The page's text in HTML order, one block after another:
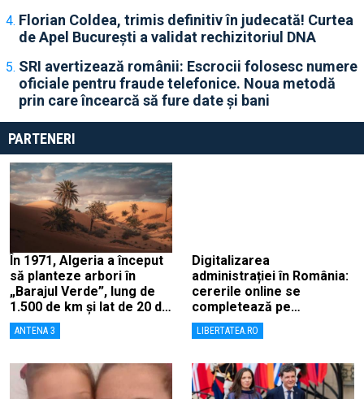
Florian Coldea, trimis definitiv în judecată! Curtea
de Apel București a validat rechizitoriul DNA
SRI avertizează românii: Escrocii folosesc numere
oficiale pentru fraude telefonice. Noua metodă
prin care încearcă să fure date și bani
PARTENERI
În 1971, Algeria a început
să planteze arbori în
„Barajul Verde”, lung de
1.500 de km și lat de 20 de
km, ca să combată
deșertificarea
ANTENA 3
Digitalizarea
administrației în România:
cererile online se
completează pe
calculatoarele de la
ghișee
LIBERTATEA.RO